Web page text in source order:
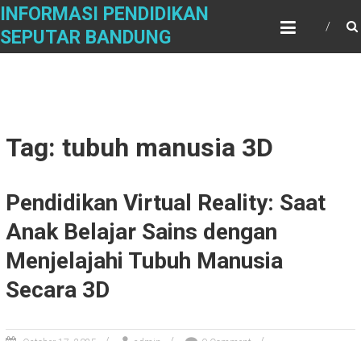
Skip
content
INFORMASI PENDIDIKAN
SEPUTAR BANDUNG
Tag: tubuh manusia 3D
Pendidikan Virtual Reality: Saat
Anak Belajar Sains dengan
Menjelajahi Tubuh Manusia
Secara 3D